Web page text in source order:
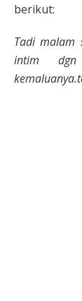
berikut:
Tadi malam
intim